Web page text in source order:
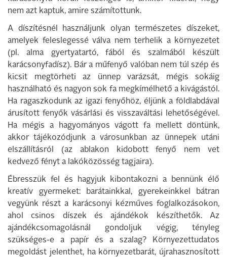
nem azt kaptuk, amire számítottunk.
A díszítésnél használjunk olyan természetes díszeket,
amelyek feleslegessé válva nem terhelik a környezetet
(pl. alma gyertyatartó, fából és szalmából készült
karácsonyfadísz). Bár a műfenyő valóban nem túl szép és
kicsit megtörheti az ünnep varázsát, mégis sokáig
használható és nagyon sok fa megkímélhető a kivágástól.
Ha ragaszkodunk az igazi fenyőhöz, éljünk a földlabdával
árusított fenyők vásárlási és visszaváltási lehetőségével.
Ha mégis a hagyományos vágott fa mellett döntünk,
akkor tájékozódjunk a városunkban az ünnepek utáni
elszállításról (az ablakon kidobott fenyő nem vet
kedvező fényt a lakóközösség tagjaira).
Ébresszük fel és hagyjuk kibontakozni a bennünk élő
kreatív gyermeket: barátainkkal, gyerekeinkkel bátran
vegyünk részt a karácsonyi kézműves foglalkozásokon,
ahol csinos díszek és ajándékok készíthetők. Az
ajándékcsomagolásnál gondoljuk végig, tényleg
szükséges-e a papír és a szalag? Környezettudatos
megoldást jelenthet, ha környezetbarát, újrahasznosított